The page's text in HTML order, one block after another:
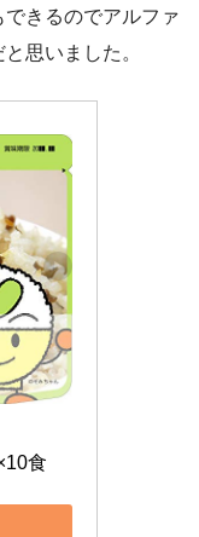
きるのでアルファ
思いました。
食